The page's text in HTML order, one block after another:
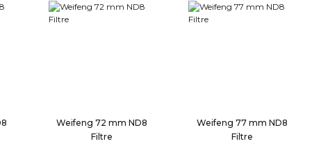
Weifeng 72 mm ND8
Filtre
Weifeng 77 mm ND8
Filtre